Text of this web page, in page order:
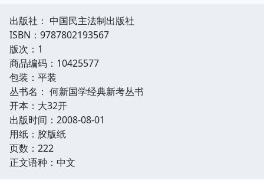
出版社： 中国民主法制出版社
ISBN：9787802193567
版次：1
商品编码：10425577
包装：平装
丛书名： 何新国学经典新考丛书
开本：大32开
出版时间：2008-08-01
用纸：胶版纸
页数：222
正文语种：中文